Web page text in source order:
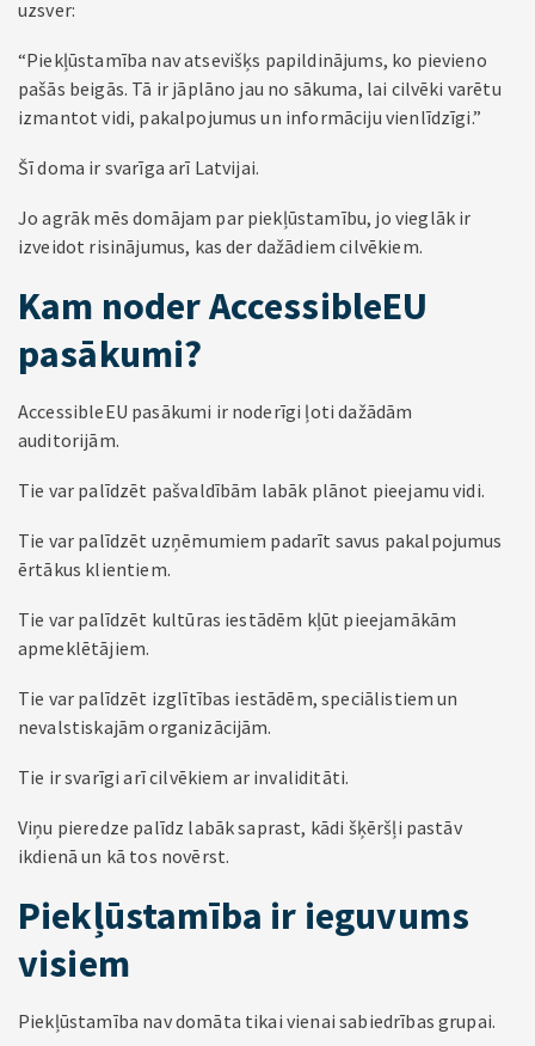
uzsver:
“Piekļūstamība nav atsevišķs papildinājums, ko pievieno
pašās beigās. Tā ir jāplāno jau no sākuma, lai cilvēki varētu
izmantot vidi, pakalpojumus un informāciju vienlīdzīgi.”
Šī doma ir svarīga arī Latvijai.
Jo agrāk mēs domājam par piekļūstamību, jo vieglāk ir
izveidot risinājumus, kas der dažādiem cilvēkiem.
Kam noder AccessibleEU
pasākumi?
AccessibleEU pasākumi ir noderīgi ļoti dažādām
auditorijām.
Tie var palīdzēt pašvaldībām labāk plānot pieejamu vidi.
Tie var palīdzēt uzņēmumiem padarīt savus pakalpojumus
ērtākus klientiem.
Tie var palīdzēt kultūras iestādēm kļūt pieejamākām
apmeklētājiem.
Tie var palīdzēt izglītības iestādēm, speciālistiem un
nevalstiskajām organizācijām.
Tie ir svarīgi arī cilvēkiem ar invaliditāti.
Viņu pieredze palīdz labāk saprast, kādi šķēršļi pastāv
ikdienā un kā tos novērst.
Piekļūstamība ir ieguvums
visiem
Piekļūstamība nav domāta tikai vienai sabiedrības grupai.